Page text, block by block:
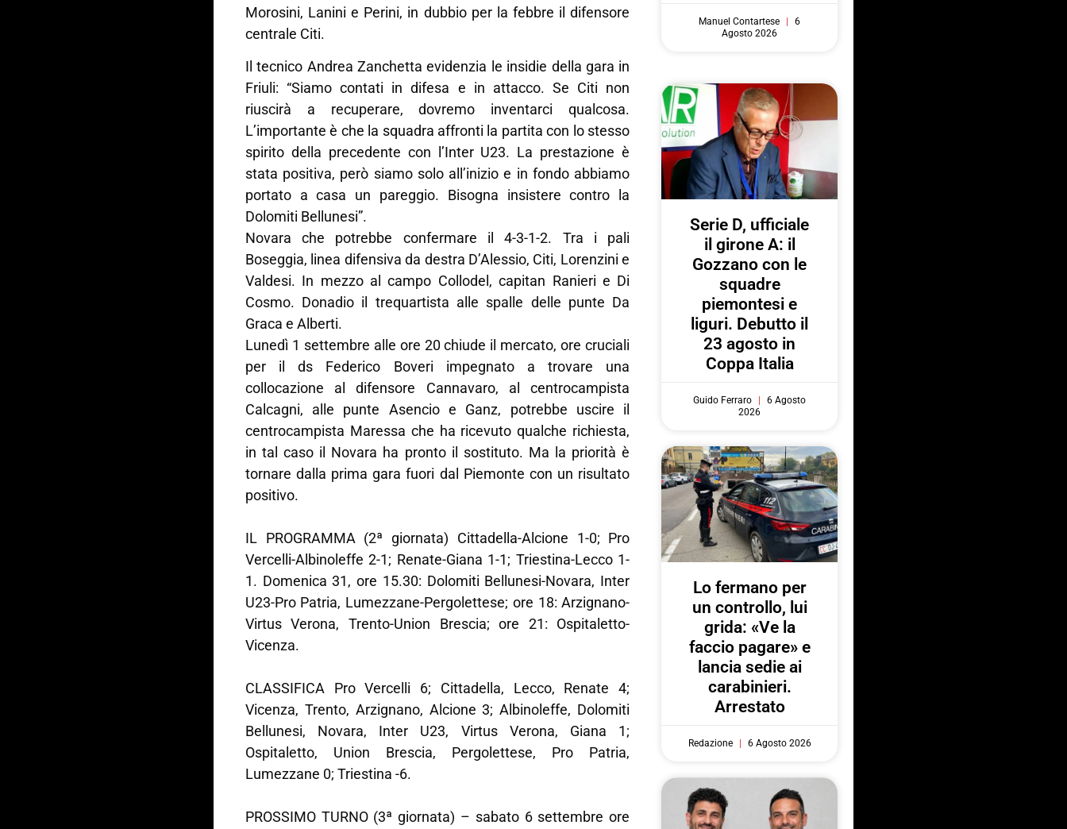
Morosini, Lanini e Perini, in dubbio per la febbre il difensore
centrale Citi.
Il tecnico Andrea Zanchetta evidenzia le insidie della gara in
Friuli: “Siamo contati in difesa e in attacco. Se Citi non
riuscirà a recuperare, dovremo inventarci qualcosa.
L’importante è che la squadra affronti la partita con lo stesso
spirito della precedente con l’Inter U23. La prestazione è
stata positiva, però siamo solo all’inizio e in fondo abbiamo
portato a casa un pareggio. Bisogna insistere contro la
Dolomiti Bellunesi”.
Novara che potrebbe confermare il 4-3-1-2. Tra i pali
Boseggia, linea difensiva da destra D’Alessio, Citi, Lorenzini e
Valdesi. In mezzo al campo Collodel, capitan Ranieri e Di
Cosmo. Donadio il trequartista alle spalle delle punte Da
Graca e Alberti.
Lunedì 1 settembre alle ore 20 chiude il mercato, ore cruciali
per il ds Federico Boveri impegnato a trovare una
collocazione al difensore Cannavaro, al centrocampista
Calcagni, alle punte Asencio e Ganz, potrebbe uscire il
centrocampista Maressa che ha ricevuto qualche richiesta,
in tal caso il Novara ha pronto il sostituto. Ma la priorità è
tornare dalla prima gara fuori dal Piemonte con un risultato
positivo.
IL PROGRAMMA (2ª giornata) Cittadella-Alcione 1-0; Pro
Vercelli-Albinoleffe 2-1; Renate-Giana 1-1; Triestina-Lecco 1-
1. Domenica 31, ore 15.30: Dolomiti Bellunesi-Novara, Inter
U23-Pro Patria, Lumezzane-Pergolettese; ore 18: Arzignano-
Virtus Verona, Trento-Union Brescia; ore 21: Ospitaletto-
Vicenza.
CLASSIFICA Pro Vercelli 6; Cittadella, Lecco, Renate 4;
Vicenza, Trento, Arzignano, Alcione 3; Albinoleffe, Dolomiti
Bellunesi, Novara, Inter U23, Virtus Verona, Giana 1;
Ospitaletto, Union Brescia, Pergolettese, Pro Patria,
Lumezzane 0; Triestina -6.
PROSSIMO TURNO (3ª giornata) – sabato 6 settembre ore
Manuel Contartese
6
Agosto 2026
Serie D, ufficiale
il girone A: il
Gozzano con le
squadre
piemontesi e
liguri. Debutto il
23 agosto in
Coppa Italia
Guido Ferraro
6 Agosto
2026
Lo fermano per
un controllo, lui
grida: «Ve la
faccio pagare» e
lancia sedie ai
carabinieri.
Arrestato
Redazione 6 Agosto 2026